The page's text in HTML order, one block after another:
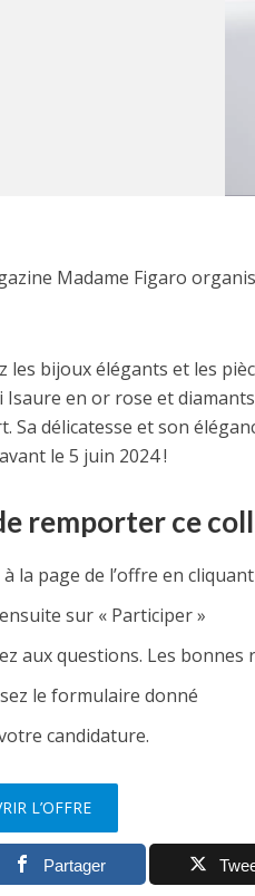
Madame Figaro
les bijoux élégants et les
en or rose et
Sa délicatesse et son
le 5 juin 2024 !
remporter ce
à la page de l’offre en
sur « Participer »
aux questions. Les bonnes
le formulaire donné
candidature.
L’OFFRE
Partager